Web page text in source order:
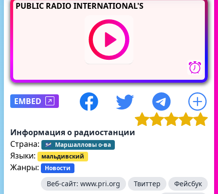
PUBLIC RADIO INTERNATIONAL'S
EMBED
Информация о радиостанции
Страна:
Маршалловы о-ва
Языки: мальдивский
Жанры: Новости
Веб-сайт: www.pri.org Твиттер
Фейсбук